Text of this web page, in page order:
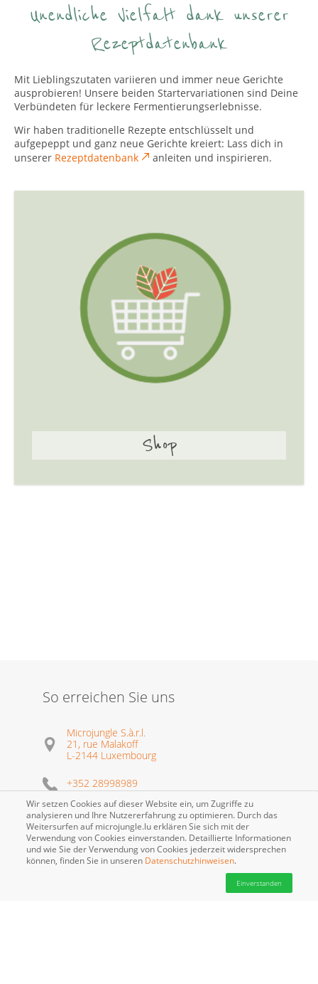
Unendliche Vielfalt dank unserer
Rezeptdatenbank
Mit Lieblingszutaten variieren und immer neue Gerichte
ausprobieren! Unsere beiden Startervariationen sind Deine
Verbündeten für leckere Fermentierungserlebnisse.
Wir haben traditionelle Rezepte entschlüsselt und
aufgepeppt und ganz neue Gerichte kreiert: Lass dich in
unserer Rezeptdatenbank anleiten und inspirieren.
Shop
So erreichen Sie uns
Microjungle S.à.r.l.
21, rue Malakoff
L-2144 Luxembourg
+352 28998989
info@microjungle.eu
Wir setzen Cookies auf dieser Website ein, um Zugriffe zu
analysieren und Ihre Nutzererfahrung zu optimieren. Durch das
Weitersurfen auf microjungle.lu erklären Sie sich mit der
Verwendung von Cookies einverstanden. Detaillierte Informationen
und wie Sie der Verwendung von Cookies jederzeit widersprechen
können, finden Sie in unseren Datenschutzhinweisen.
Einverstanden